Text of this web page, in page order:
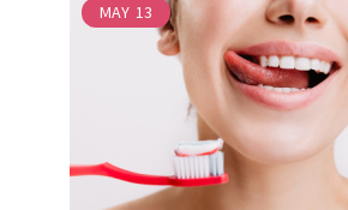
MAY 13